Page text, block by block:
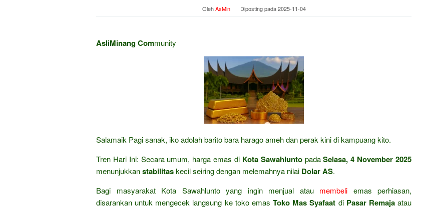
OlehAsMin Diposting pada2025-11-04
AsliMinang Community
Salamaik Pagi sanak, iko adolah barito bara harago ameh dan perak kini di kampuang kito.
Tren Hari Ini: Secara umum, harga emas di Kota SawahluntopadaSelasa, 4 November 2025
menunjukkanstabilitaskecil seiring dengan melemahnya nilai Dolar AS.
Bagi masyarakat Kota Sawahlunto yang ingin menjual atau membeli emas perhiasan,
disarankan untuk mengecek langsung ke toko emasToko Mas Syafaat di Pasar Remajaatau